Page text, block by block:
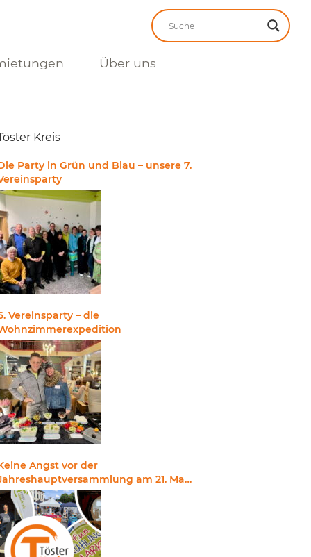
Über uns
Kreis
Party in Grün und Blau – unsere 7.
Vereinsparty – die
Angst vor der
am 21. Mai